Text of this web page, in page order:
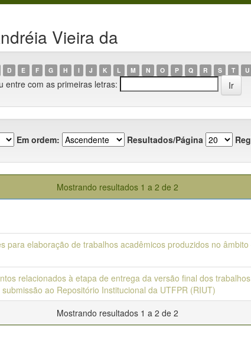
Vieira da
D E F G H I J K L M N O P Q R S T U
entre com as primeiras letras:
Em ordem: Resultados/Página
Mostrando resultados 1 a 2 de 2
para elaboração de trabalhos acadêmicos produzidos no
relacionados à etapa de entrega da versão final dos
ao Repositório Institucional da UTFPR (RIUT)
Mostrando resultados 1 a 2 de 2